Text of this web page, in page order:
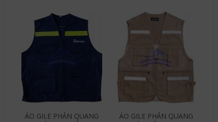
ÁO GILE PHẢN QUANG
ÁO GILE PHẢN QUANG